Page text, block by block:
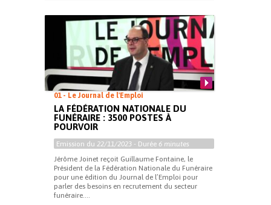
01 - Le Journal de l'Emploi
LA FÉDÉRATION NATIONALE DU
FUNÉRAIRE : 3500 POSTES À
POURVOIR
Emission du 22/11/2023 - Durée 6 minutes
Jérôme Joinet reçoit Guillaume Fontaine, le
Président de la Fédération Nationale du Funéraire
pour une édition du Journal de l’Emploi pour
parler des besoins en recrutement du secteur
funéraire....